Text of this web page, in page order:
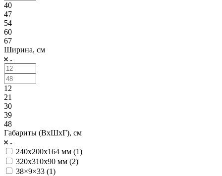
40
47
54
60
67
Ширина, см
12
21
30
39
48
Габариты (ВхШхГ), см
240x200x164 мм (1)
320х310х90 мм (2)
38×9×33 (1)